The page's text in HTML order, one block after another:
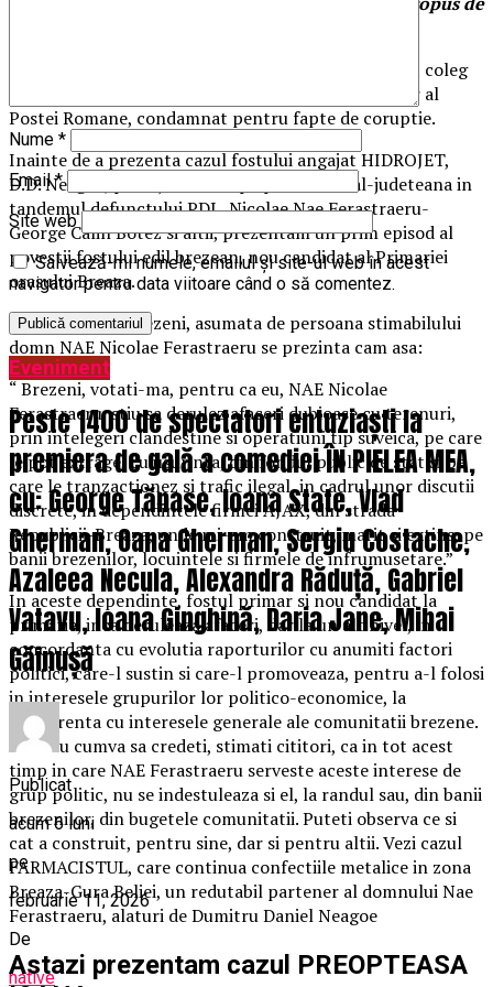
Acesta este noul candidat al Primariei Breaza si fost coleg
de partid cu Dumitru Daniel Neagoe, fostul director al
Postei Romane, condamnat pentru fapte de coruptie.
Inainte de a prezenta cazul fostului angajat HIDROJET,
D.D. Neagoe, protejat de echipa politica local-judeteana in
tandemul defunctului PDL, Nicolae Nae Ferastraeru-
George Calin Botez si altii, prezentam un prim episod al
povestii fostului edil brezean, nou candidat al Primariei
orasului Breaza.
Oferta pentru brezeni, asumata de persoana stimabilului
domn NAE Nicolae Ferastraeru se prezinta cam asa:
“ Brezeni, votati-ma, pentru ca eu, NAE Nicolae
Ferastraeru, stiu sa derulez afaceri dubioase cu terenuri,
prin intelegeri clandestine si operatiuni tip suveica, pe care
le pot extrage, cu usurinta, din fondul public de stat si pe
care le tranzactionez si trafic ilegal, in cadrul unor discutii
discrete, in dependintele firmei AJAX, din strada
Republicii-Breaza, unde mi-am construit, marit si extins, pe
banii brezenilor, locuintele si firmele de infrumusetare.”
In aceste dependinte, fostul primar si nou candidat la
primarie, inca deruleaza afaceri, dar la un alt nivel, in
concordanta cu evolutia raporturilor cu anumiti factori
politici, care-l sustin si care-l promoveaza, pentru a-l folosi
in interesele grupurilor lor politico-economice, la
concurenta cu interesele generale ale comunitatii brezene.
Si sa nu cumva sa credeti, stimati cititori, ca in tot acest
timp in care NAE Ferastraeru serveste aceste interese de
grup politic, nu se indestuleaza si el, la randul sau, din banii
brezenilor, din bugetele comunitatii. Puteti observa ce si
cat a construit, pentru sine, dar si pentru altii. Vezi cazul
FARMACISTUL, care continua confectiile metalice in zona
Breaza-Gura Beliei, un redutabil partener al domnului Nae
Ferastraeru, alaturi de Dumitru Daniel Neagoe
Astazi prezentam cazul PREOPTEASA
Nume *
Email*
Site web
Salvează-mi numele, emailul și site-ul web în acest
navigator pentru data viitoare când o să comentez.
Eveniment
Peste 1400 de spectatori entuziaști la
premiera de gală a comediei ÎN PIELEA MEA,
cu: George Tănase, Ioana State, Vlad
Gherman, Oana Gherman, Sergiu Costache,
Azaleea Necula, Alexandra Răduță, Gabriel
Vatavu, Ioana Ginghină, Daria Jane, Mihai
Găinușă
Publicat
acum 6 luni
pe
februarie 11, 2026
De
native